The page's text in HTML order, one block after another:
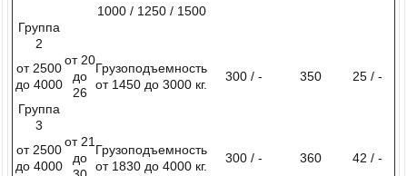
1000 / 1250 / 1500
Группа
2
от 2500
до 4000
от 20
до
26
Грузоподъемность
от 1450 до 3000 кг.
300 / - 350 25 / -
Группа
3
от 2500
до 4000
от 21
до
Грузоподъемность
от 1830 до 4000 кг.
300 / - 360 42 / -